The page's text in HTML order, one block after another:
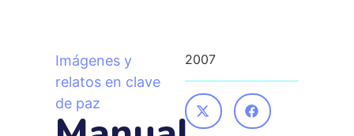
Imágenes y
relatos en clave
de paz
2007